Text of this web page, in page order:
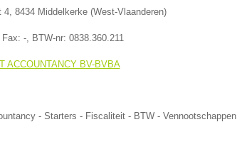
4, 8434 Middelkerke(West-Vlaanderen)
-, BTW-nr: 0838.360.211
ACCOUNTANCY BV-BVBA
- Starters - Fiscaliteit - BTW - Vennootschappen